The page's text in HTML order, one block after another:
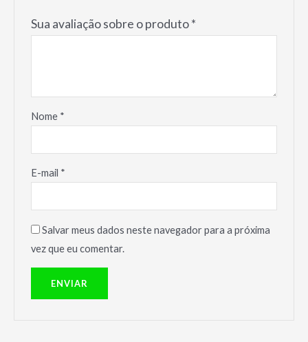
Sua avaliação sobre o produto*
Nome *
E-mail *
Salvar meus dados neste navegador para a próxima
vez que eu comentar.